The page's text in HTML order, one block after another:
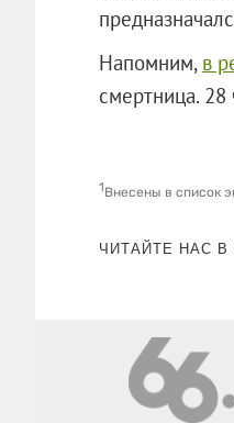
Напомним, в
смертница.
1Внесены в список
ЧИТАЙТЕ НАС В